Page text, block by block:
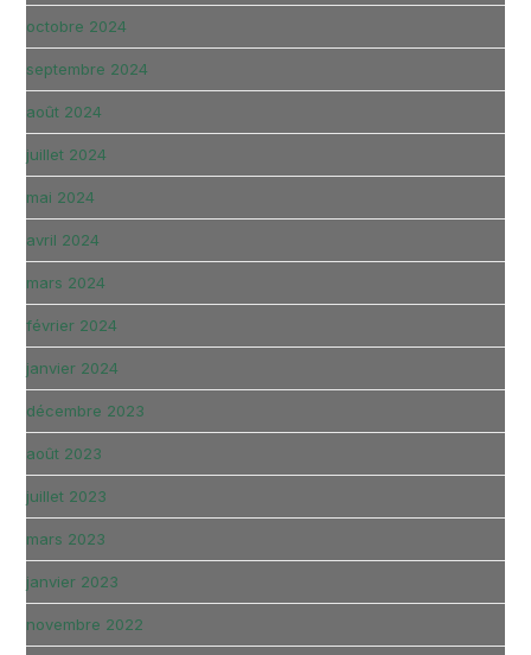
octobre 2024
septembre 2024
août 2024
juillet 2024
mai 2024
avril 2024
mars 2024
février 2024
janvier 2024
décembre 2023
août 2023
juillet 2023
mars 2023
janvier 2023
novembre 2022